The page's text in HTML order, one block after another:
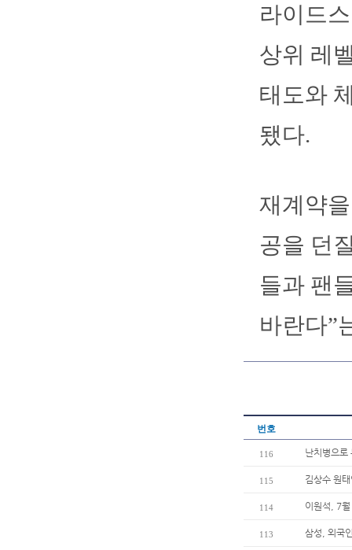
라이드
상위 레
태도와
됐다.
재계약
공을 던
들과 팬
바란다”
번호
116 난치병으로
115 김상수 원
114 이원석, 7
113 삼성, 외국